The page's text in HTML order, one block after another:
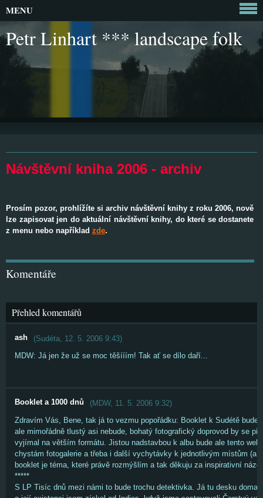
Petr Linhart *** landscape folk
Návštěvní kniha 2006 - archiv
Prosím pozor, prohlížíte si archiv návštěvní knihy z roku 2006, nově
lze zapisovat jen do aktuální návštěvní knihy, do které se dostanete
z menu nebo například zde.
Komentáře
Přehled komentářů
ash (Sudéta, 12. 5. 2006 9:43)
MDW: Já jen že už se moc těšííím! Tak ať se dílo daří...
Booklet a 1000 dnů (MDW, 11. 5. 2006 9:32)
Zdravím Vás, Bene, tak já to vezmu popořádku: Booklet k Sudétě bude
ale mimořádně tlustý asi nebude, bohatý fotografický doprovod by se
vyjímal na větším formátu. Jistou nadstavbou k albu bude ale tento
chystám fotogalerie a třeba i další vychytávky k jednotlivým místům (a
booklet je téma, které právě rozmýšlím a tak děkuju za inspirativní
*****
S LP Tisíc dnů mezi námi to bude trochu detektivka. Já tu desku doma
MENU